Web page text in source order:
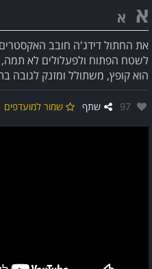
א א
את החתול דידג'ה חובב
לשטח הפתוח ולפעלולים לא תמה,
הוא קופץ, משתולל ומזנק לגובה
אהבו:
97 שתף שמור למועדפים